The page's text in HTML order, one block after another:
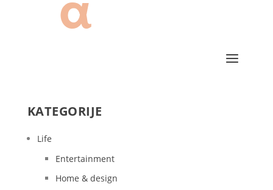
KATEGORIJE
Life
Entertainment
Home & design